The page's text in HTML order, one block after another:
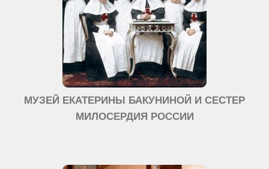
МУЗЕЙ ЕКАТЕРИНЫ БАКУНИНОЙ И СЕСТЕР
МИЛОСЕРДИЯ РОССИИ